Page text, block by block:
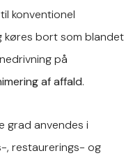
konventionel
køres bort som blandet
på
af affald.
grad anvendes i
, restaurerings- og